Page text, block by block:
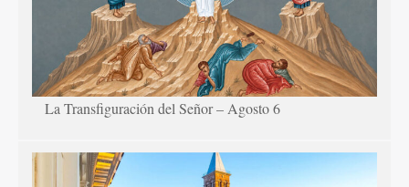
La Transfiguración del Señor – Agosto 6